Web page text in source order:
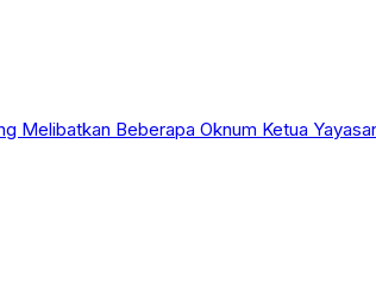
Melibatkan Beberapa Oknum Ketua